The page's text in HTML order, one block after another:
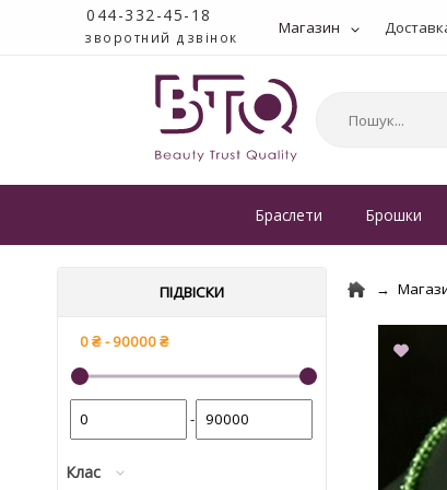
044-332-45-18
зворотний дзвінок Магазин
Браслети Брошки
ПІДВІСКИ
-
Клас